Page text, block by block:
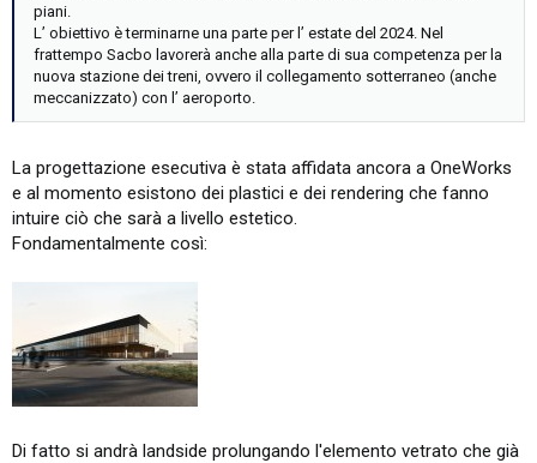
piani.
L’ obiettivo è terminarne una parte per l’ estate del 2024. Nel
frattempo Sacbo lavorerà anche alla parte di sua competenza per la
nuova stazione dei treni, ovvero il collegamento sotterraneo (anche
meccanizzato) con l’ aeroporto.
La progettazione esecutiva è stata affidata ancora a OneWorks
e al momento esistono dei plastici e dei rendering che fanno
intuire ciò che sarà a livello estetico.
Fondamentalmente così:
Di fatto si andrà landside prolungando l'elemento vetrato che già